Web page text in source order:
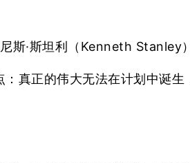
斯·斯坦利（Kenneth Stanley
真正的伟大无法在计划中诞生